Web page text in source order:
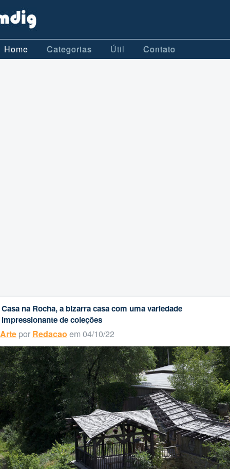
Home Categorias Útil Contato
Casa na Rocha, a bizarra casa com uma variedade
impressionante de coleções
Arte por Redacao em 04/10/22